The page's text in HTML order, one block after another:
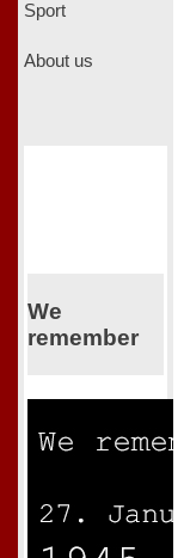
Sport
About us
We
remember